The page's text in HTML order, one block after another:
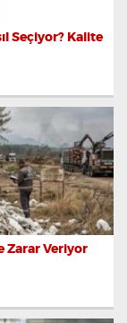
Seçiyor? Kalite
Zarar Veriyor